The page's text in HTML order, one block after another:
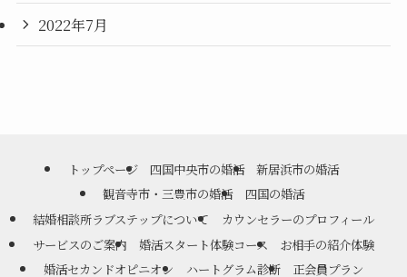
2022年7月
トップページ 四国中央市の婚活
新居浜市の婚活
観音寺市・三豊市の婚活
四国の婚活
結婚相談所ラブステップについて
カウンセラーのプロフィール
サービスのご案内
婚活スタート体験コース
お相手の紹介体験
婚活セカンドオピニオン
ハートグラム診断
正会員プラン